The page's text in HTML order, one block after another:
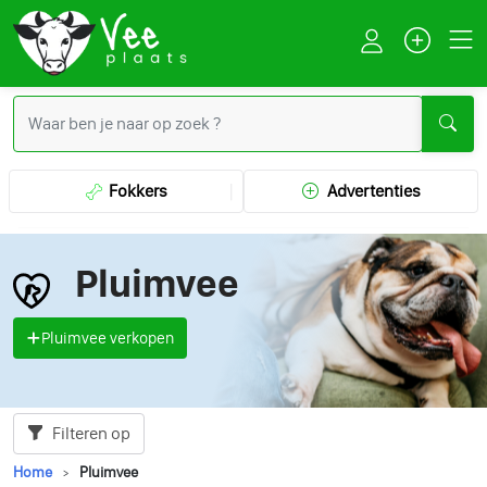
Fokkers Advertenties
Pluimvee
Pluimvee verkopen
Filteren op
Home Pluimvee